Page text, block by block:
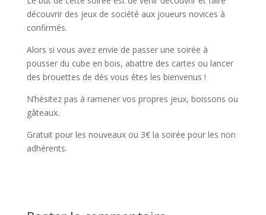
découvrir des jeux de société aux joueurs novices à
confirmés.
Alors si vous avez envie de passer une soirée à
pousser du cube en bois, abattre des cartes ou lancer
des brouettes de dés vous êtes les bienvenus !
N’hésitez pas à ramener vos propres jeux, boissons ou
gâteaux.
Gratuit pour les nouveaux ou 3€ la soirée pour les non
adhérents.